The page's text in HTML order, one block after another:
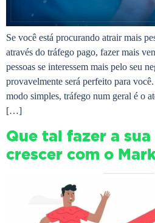
Se você está procurando atrair mais
através do tráfego pago, fazer mais
pessoas se interessem mais pelo seu
provavelmente será perfeito para
modo simples, tráfego num geral é o
[…]
Que tal fazer a
crescer com o